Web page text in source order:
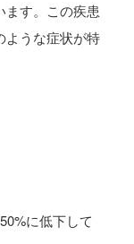
す。この疾患
ような症状が特
に低下して